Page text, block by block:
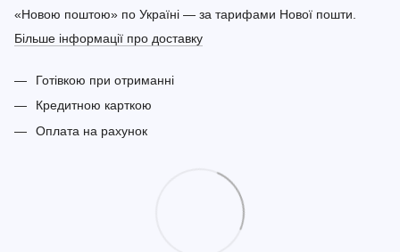
«Новою поштою» по Україні — за тарифами Нової пошти.
Більше інформації про доставку
Готівкою при отриманні
Кредитною карткою
Оплата на рахунок